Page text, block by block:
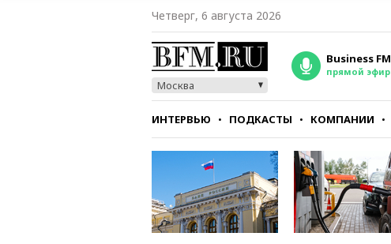
Четверг, 6 августа 2026
Москва
Business FM
прямой эфир
ИНТЕРВЬЮ ПОДКАСТЫ КОМПАНИИ
СТИЛЬ ТЕСТЫ